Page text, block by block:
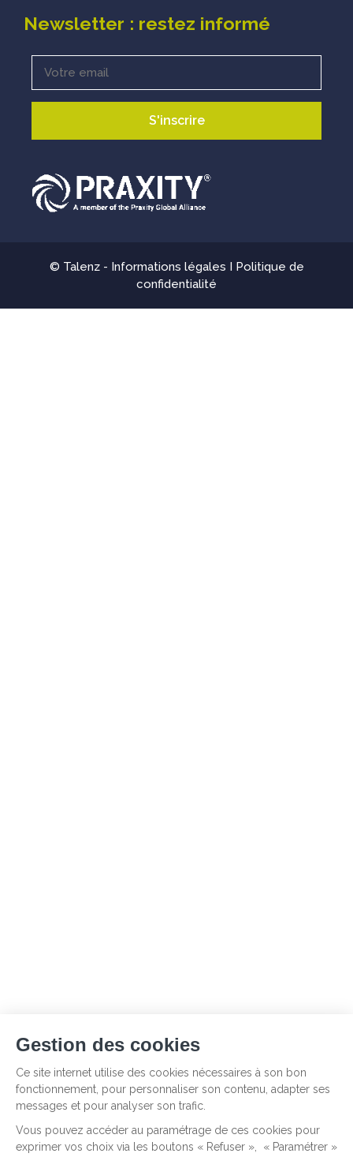
Newsletter : restez informé
© Talenz - Informations légales I Politique de
confidentialité